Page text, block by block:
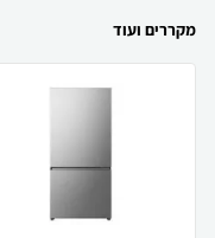
מקררים ועוד